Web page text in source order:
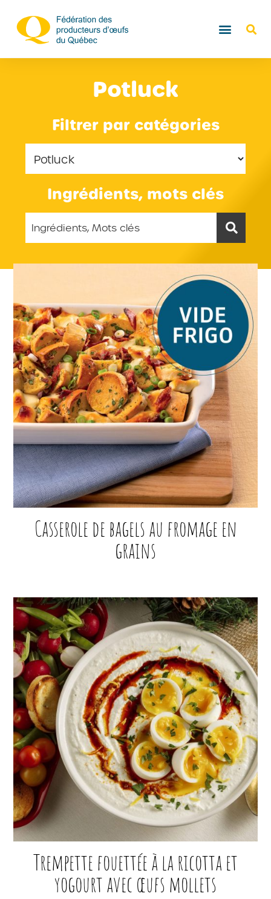
Potluck
Filtrer par catégories
Ingrédients, mots clés
Casserole de bagels au fromage en
grains
Trempette fouettée à la ricotta et
yogourt avec œufs mollets